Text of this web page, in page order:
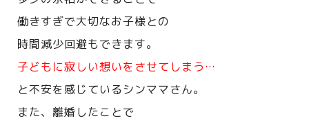
働きすぎで大切なお子様との
時間減少回避もできます。
子どもに寂しい想いをさせてしまう…
と不安を感じているシンママさん。
また、離婚したことで